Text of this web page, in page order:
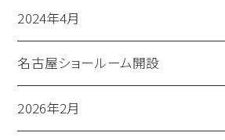
2024年4月
名古屋ショールーム開設
2026年2月